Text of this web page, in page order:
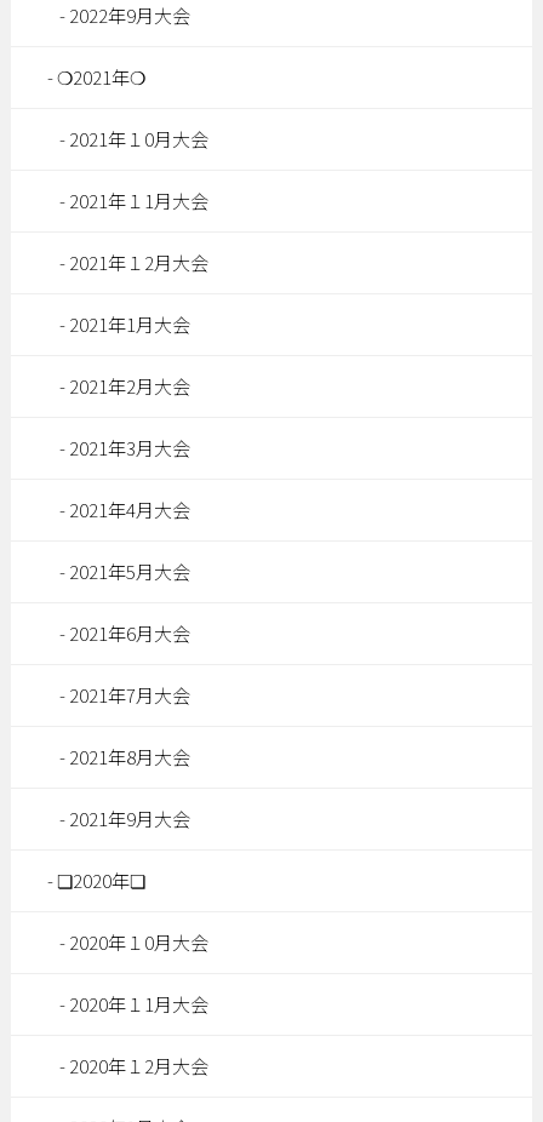
2022年9月大会
❍2021年❍
2021年１0月大会
2021年１1月大会
2021年１2月大会
2021年1月大会
2021年2月大会
2021年3月大会
2021年4月大会
2021年5月大会
2021年6月大会
2021年7月大会
2021年8月大会
2021年9月大会
❏2020年❏
2020年１0月大会
2020年１1月大会
2020年１2月大会